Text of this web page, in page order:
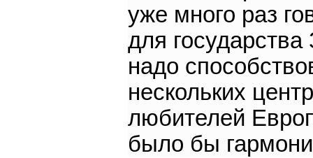
уже много раз
для
надо
нескольких
любителей
было бы